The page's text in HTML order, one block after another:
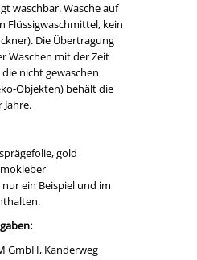
waschbar. Wasche auf
Flüssigwaschmittel, kein
Die Übertragung
Waschen mit der Zeit
nicht gewaschen
Objekten) behält die
Jahre.
gold
ein Beispiel und im
GmbH, Kanderweg